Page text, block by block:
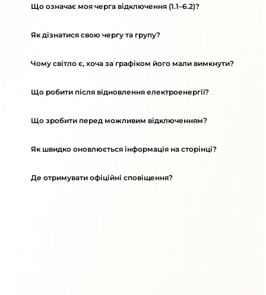
Що означає моя черга відключення (1.1–6.2)?
Як дізнатися свою чергу та групу?
Чому світло є, хоча за графіком його мали вимкнути?
Що робити після відновлення електроенергії?
Що зробити перед можливим відключенням?
Як швидко оновлюється інформація на сторінці?
Де отримувати офіційні сповіщення?